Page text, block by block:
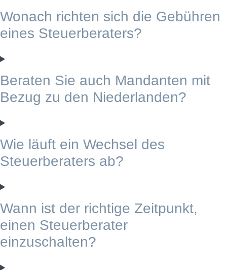
Wonach richten sich die Gebühren
eines Steuerberaters?
Beraten Sie auch Mandanten mit
Bezug zu den Niederlanden?
Wie läuft ein Wechsel des
Steuerberaters ab?
Wann ist der richtige Zeitpunkt,
einen Steuerberater
einzuschalten?